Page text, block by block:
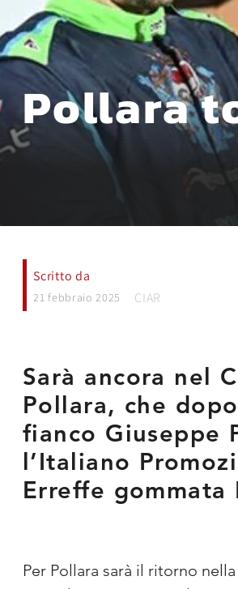
Scritto da
21 febbraio 2025 CIAR
Sarà ancora nel
Pollara, che
fianco Giuseppe
l’Italiano
Erreffe
Per Pollara sarà il ritorno
Pollara